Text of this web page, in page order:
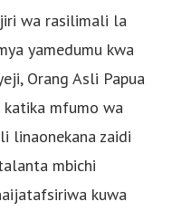
wa rasilimali la
yamedumu kwa
Orang Asli Papua
katika mfumo wa
linaonekana zaidi
mbichi
kuwa